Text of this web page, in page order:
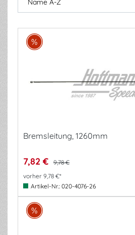
Bremsleitung, 1260mm
7,82 €
9,78 €
vorher 9,78 €*
Artikel-Nr.: 020-4076-26